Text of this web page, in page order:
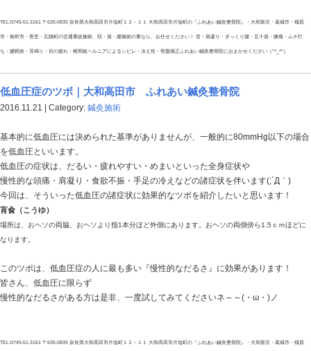
②「ぎっくり腰」
体の冷えなどからくる体の柔軟性が低下により、中腰の
腰は体の中心部分、傷めると生活に影響がでてくるので
がけて、
カイロで温めたりされる方も多いと思いますが、表面の
ん。
施術や、鍼などのツボを押さえることにより、体の芯ま
くり腰になりにくい身体づくりが可能です☆
れますので
皆さん、気温の変化に負けないように日頃から身体のケ